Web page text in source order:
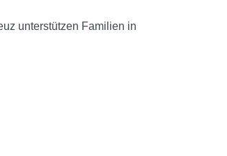
unterstützen Familien in